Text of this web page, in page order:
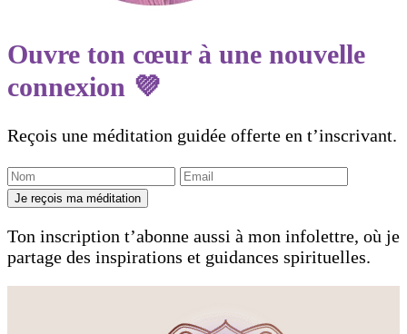
Ouvre ton cœur à une nouvelle
connexion 💜
Reçois une méditation guidée offerte en t’inscrivant.
Je reçois ma méditation
Ton inscription t’abonne aussi à mon infolettre, où je
partage des inspirations et guidances spirituelles.